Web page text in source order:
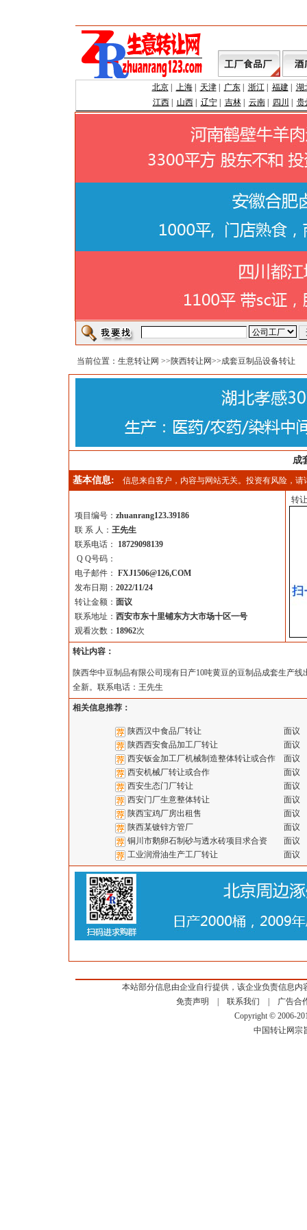
北京| 上海| 天津| 广东| 浙江| 福建| 湖
江西| 山西| 辽宁| 吉林| 云南| 四川 贵
当前位置： 生意转让网 >>陕西转让网>>成套豆制品设备转让
成
基本信息:
信息来自客户，内容与网站无关。投资有风险，请
项目编号： zhuanrang123.39186
联 系 人： 王先生
联系电话：
18729098139
Q Q号码：
电子邮件： FXJ1506@126,COM
发布日期： 2022/11/24
转让金额： 面议
联系地址： 西安市东十里铺东方大市场十区一号
观看次数： 18962次
转
转让内容：
陕西华中豆制品有限公司现有日产10吨黄豆的豆制品成套生产
全新。联系电话：王先生
相关信息推荐：
陕西汉中食品厂转让
面议
陕西西安食品加工厂转让
面议
西安钣金加工厂机械制造整体转让或合作
面议
西安机械厂转让或合作
面议
西安生态门厂转让
面议
西安门厂生意整体转让
面议
陕西宝鸡厂房出租售
面议
陕西某镀锌方管厂
面议
铜川市鹅卵石制砂与透水砖项目求合资
面议
工业润滑油生产工厂转让
面议
本站部分信息由企业自行提供，该企业负责信息
免责声明
联系我们
广告合
Copyright © 2006-
中国转让网宗